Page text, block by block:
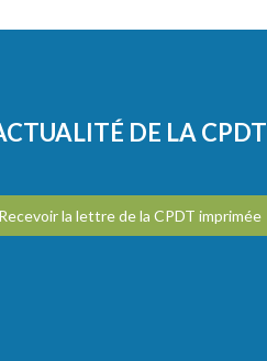
DE LA CPDT
Recevoir la lettre de la CPDT imprimée